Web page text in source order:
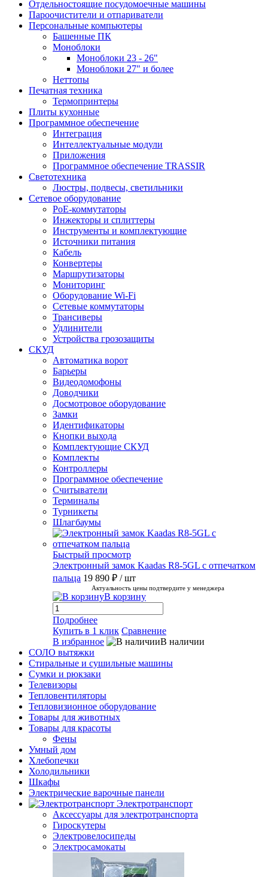
Отдельностоящие посудомоечные машины
Пароочистители и отпариватели
Персональные компьютеры
Башенные ПК
Моноблоки
Моноблоки 23 - 26"
Моноблоки 27" и более
Неттопы
Печатная техника
Термопринтеры
Плиты кухонные
Программное обеспечение
Интеграция
Интеллектуальные модули
Приложения
Программное обеспечение TRASSIR
Светотехника
Люстры, подвесы, светильники
Сетевое оборудование
PoE-коммутаторы
Инжекторы и сплиттеры
Инструменты и комплектующие
Источники питания
Кабель
Конвертеры
Маршрутизаторы
Мониторинг
Оборудование Wi-Fi
Сетевые коммутаторы
Трансиверы
Удлинители
Устройства грозозащиты
СКУД
Автоматика ворот
Барьеры
Видеодомофоны
Доводчики
Досмотровое оборудование
Замки
Идентификаторы
Кнопки выхода
Комплектующие СКУД
Комплекты
Контроллеры
Программное обеспечение
Считыватели
Терминалы
Турникеты
Шлагбаумы
Быстрый просмотр
Электронный замок Kaadas R8-5GL с отпечатком
пальца 19 890 ₽ / шт
Актуальность цены подтвердите у менеджера
В корзину
Подробнее
Купить в 1 клик Сравнение
В избранное
В наличии
СОЛО вытяжки
Стиральные и сушильные машины
Сумки и рюкзаки
Телевизоры
Тепловентиляторы
Тепловизионное оборудование
Товары для животных
Товары для красоты
Фены
Умный дом
Хлебопечки
Холодильники
Шкафы
Электрические варочные панели
Электротранспорт
Аксессуары для электротранспорта
Гироскутеры
Электровелосипеды
Электросамокаты